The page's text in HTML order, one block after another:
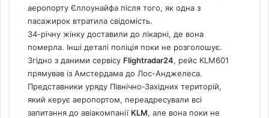
аеропорту Єллоунайфа після того, як одна з
пасажирок втратила свідомість.
34-річну жінку доставили до лікарні, де вона
померла. Інші деталі поліція поки не розголошує.
Згідно з даними сервісу Flightradar24, рейс KLM601
прямував із Амстердама до Лос-Анджелеса.
Представники уряду Північно-Західних територій,
який керує аеропортом, переадресували всі
запитання до авіакомпанії KLM, але вона поки не